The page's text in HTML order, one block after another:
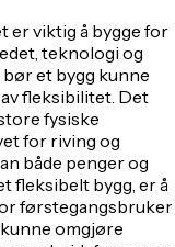
er viktig å bygge for
teknologi og
et bygg kunne
fleksibilitet. Det
fysiske
for riving og
både penger og
fleksibelt bygg, er å
førstegangsbruker
omgjøre